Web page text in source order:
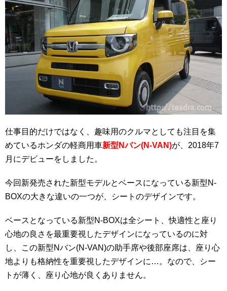
仕事目的だけではなく、趣味用のクルマとしても注目を集
めているホンダの軽商用車新型Nバン(N-VAN)が、2018年7
月にデビューをしました。
今回新発売された新型モデルとベースになっている新型N-
BOXの大きな違いの一つが、シートのデザインです。
ベースとなっている新型N-BOXは全シート、快適性と座り
心地の良さを最重要視したデザインになっているのに対
し、この新型Nバン(N-VAN)の助手席や後部座席は、座り心
地よりも格納性を重要視したデザインに…。なので、シー
トが薄く、座り心地が良くありません。